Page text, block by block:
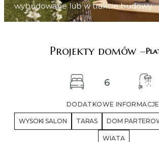
wybudowane lub w trakcie budowy.
Projekty domów –
6
DODATKOWE
WYSOKI SALON TARAS DOM
WIATA